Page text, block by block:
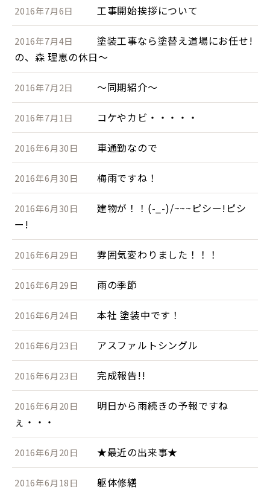
2016年7月6日 工事開始挨拶について
2016年7月4日
塗装工事なら塗替え道場にお任せ!
の、森 理恵の休日～
2016年7月2日 ～同期紹介～
2016年7月1日 コケやカビ・・・・・
2016年6月30日 車通勤なので
2016年6月30日 梅雨ですね！
2016年6月30日
建物が！！(-_-)/~~~ピシー!ピシ
ー!
2016年6月29日 雰囲気変わりました！！！
2016年6月29日 雨の季節
2016年6月24日 本社 塗装中です！
2016年6月23日 アスファルトシングル
2016年6月23日 完成報告!!
2016年6月20日
明日から雨続きの予報ですね
ぇ・・・
2016年6月20日 ★最近の出来事★
2016年6月18日 躯体修繕